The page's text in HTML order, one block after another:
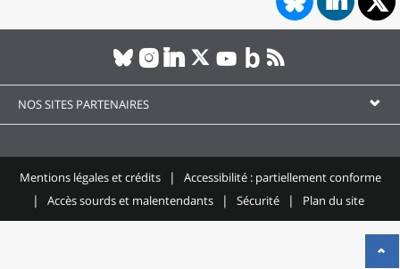
NOS SITES PARTENAIRES
Mentions légales et crédits
Accessibilité : partiellement conforme
Accès sourds et malentendants
Sécurité Plan du site